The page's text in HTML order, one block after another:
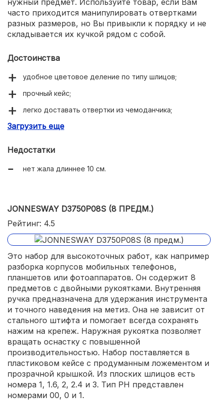
часто приходится манипулировать отвертками
разных размеров, но Вы привыкли к порядку и не
складывается их кучкой рядом с собой.
Достоинства
удобное цветовое деление по типу шлицов;
прочный кейс;
легко доставать отвертки из чемоданчика;
есть короткие жала 38 мм.
Загрузить еще
Недостатки
нет жала длиннее 10 см.
JONNESWAY D3750P08S (8 ПРЕДМ.)
Рейтинг: 4.5
Это набор для высокоточных работ, как например
разборка корпусов мобильных телефонов,
планшетов или фотоаппаратов. Он содержит 8
предметов с двойными рукоятками. Внутренняя
ручка предназначена для удержания инструмента
и точного наведения на метиз. Она не зависит от
стального штифта и помогает всегда сохранять
нажим на крепеж. Наружная рукоятка позволяет
вращать оснастку с повышенной
производительностью. Набор поставляется в
пластиковом кейсе с продуманным ложементом и
прозрачной крышкой. Из плоских шлицов есть
номера 1, 1.6, 2, 2.4 и 3. Тип PH представлен
номерами 00, 0 и 1.